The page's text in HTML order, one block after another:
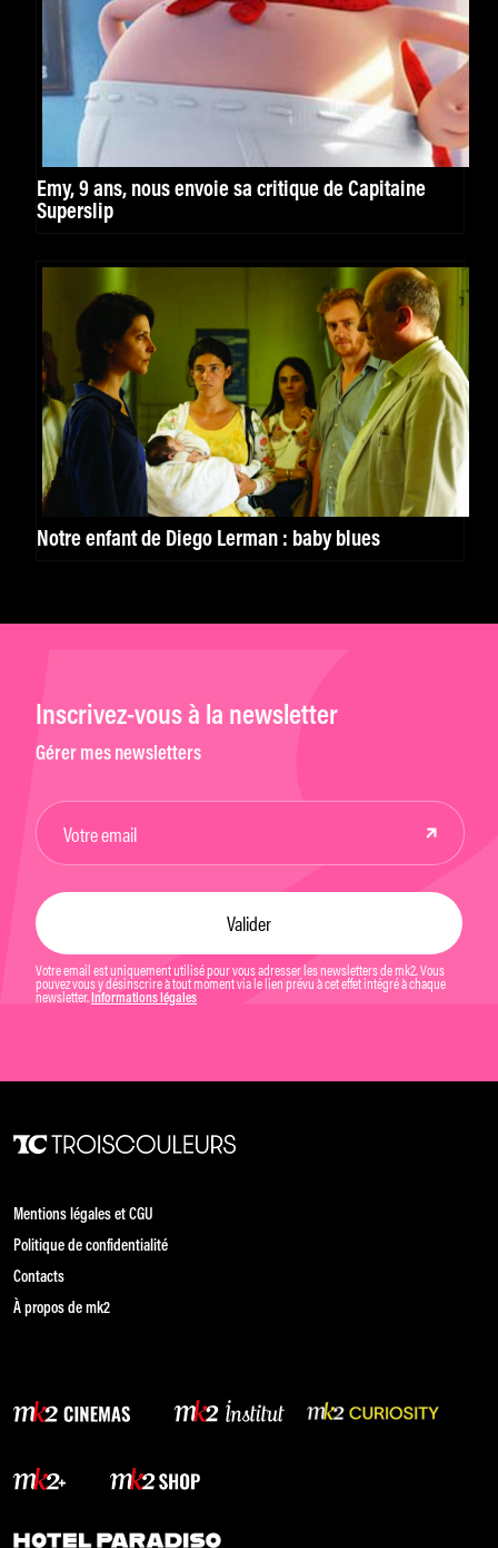
Emy, 9 ans, nous envoie sa critique de Capitaine
Superslip
Notre enfant de Diego Lerman : baby blues
Inscrivez-vous à la newsletter
Gérer mes newsletters
Votre email est uniquement utilisé pour vous adresser les newsletters de mk2. Vous
pouvez vous y désinscrire à tout moment via le lien prévu à cet effet intégré à chaque
newsletter. Informations légales
Mentions légales et CGU
Politique de confidentialité
Contacts
À propos de mk2